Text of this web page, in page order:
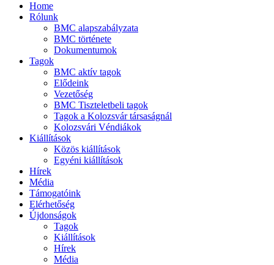
Home
Rólunk
BMC alapszabályzata
BMC története
Dokumentumok
Tagok
BMC aktív tagok
Elődeink
Vezetőség
BMC Tiszteletbeli tagok
Tagok a Kolozsvár társaságnál
Kolozsvári Véndiákok
Kiállítások
Közös kiállítások
Egyéni kiállítások
Hírek
Média
Támogatóink
Elérhetőség
Újdonságok
Tagok
Kiállítások
Hírek
Média